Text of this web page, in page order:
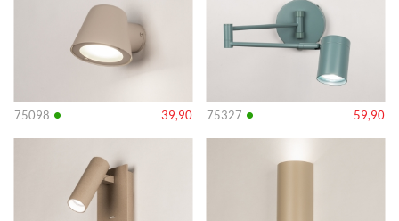
75098 • 39,90 75327 • 59,90
Info Info